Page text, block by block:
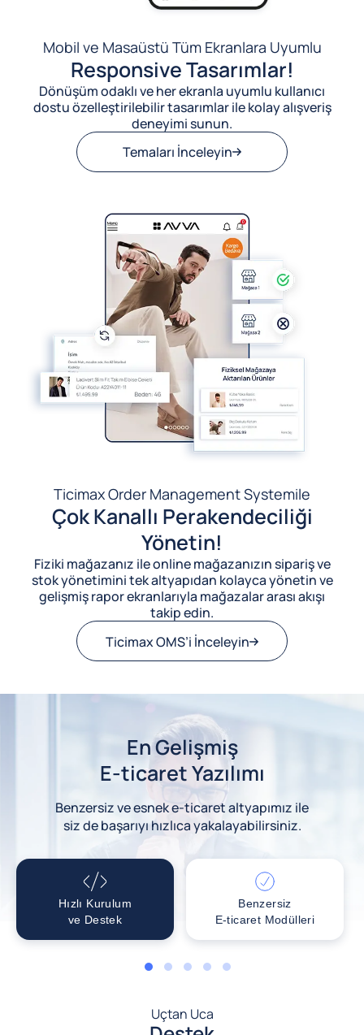
Mobil ve Masaüstü Tüm Ekranlara Uyumlu
Responsive Tasarımlar!
Dönüşüm odaklı ve her ekranla uyumlu kullanıcı
dostu özelleştirilebilir tasarımlar ile kolay alışveriş
deneyimi sunun.
Temaları İnceleyin
Ticimax Order Management Systemile
Çok Kanallı Perakendeciliği
Yönetin!
Fiziki mağazanız ile online mağazanızın sipariş ve
stok yönetimini tek altyapıdan kolayca yönetin ve
gelişmiş rapor ekranlarıyla mağazalar arası akışı
takip edin.
Ticimax OMS’i İnceleyin
En Gelişmiş
E-ticaret Yazılımı
Benzersiz ve esnek e-ticaret altyapımız ile
siz de başarıyı hızlıca yakalayabilirsiniz.
Hızlı Kurulum
ve Destek
Benzersiz
E-ticaret Modülleri
1 2 3 4 5
Uçtan Uca